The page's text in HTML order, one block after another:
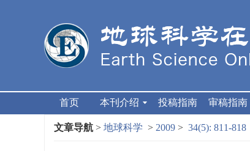
首页 本刊介绍 投稿指南 审稿指南
文章导航 > 地球科学 > 2009 > 34(5): 811-818